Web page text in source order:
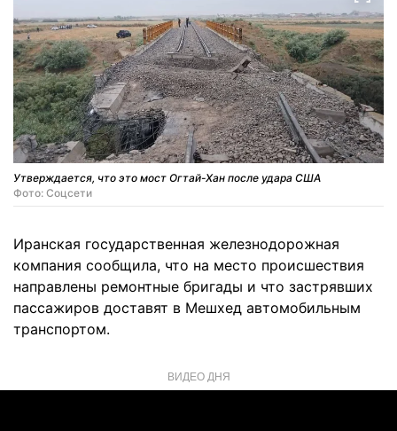
Утверждается, что это мост Огтай-Хан после удара США
Фото: Соцсети
Иранская государственная железнодорожная
компания сообщила, что на место происшествия
направлены ремонтные бригады и что застрявших
пассажиров доставят в Мешхед автомобильным
транспортом.
ВИДЕО ДНЯ